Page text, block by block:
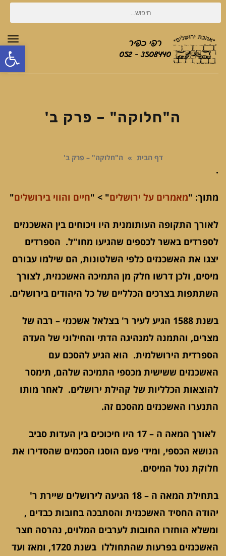
ה"חלוקה" – פרק ב'
דף הבית » ה"חלוקה" – פרק ב'
.
מתוך: "מאמרים על ירושלים" > "חיים והווי בירושלים"
לאורך התקופה העותומנית היו ויכוחים בין האשכנזים
לספרדים באשר לכספים שהגיעו מחו"ל. הספרדים
יצגו את האשכנזים כלפי השלטונות, הם שילמו עבורם
מיסים, ולכן דרשו חלק מן התמיכה האשכנזית, לצורך
השתתפות בצרכים הכלליים של כל היהודים בירושלים.
בשנת 1588 הגיע לעיר ר' בצלאל אשכנזי – רבה של
מצרים, והתמנה למנהיגה הדתי והחילוני של העדה
הספרדית הירושלמית. הוא הגיע להסכם עם
האשכנזים ששישית מכספי התמיכה שלהם, תימסר
להוצאות הכלליות של קהילת ירושלים. לאחר מותו
התנערו האשכנזים מהסכם זה.
לאורך המאה ה – 17 היו חיכוכים בין העדות סביב
הנושא הכספי, ומידי פעם הוסגו הסכמים שהסדירו את
חלוקת נטל המיסים.
בתחילת המאה ה – 18 הגיעה לירושלים שיירת ר'
יהודה החסיד האשכנזית והסתבכה בחובות כבדים ,
ומשלא הוחזרו החובות לערבים המלוים, נהרסה חצר
האשכנזים בפרעות שהתחוללו בשנת 1720, ומאז ועד